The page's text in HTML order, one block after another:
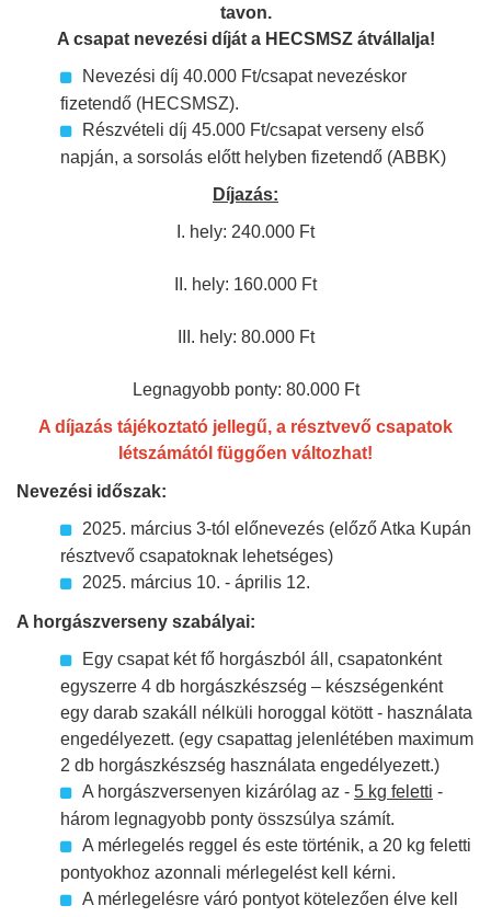
tavon.
A csapat nevezési díját a HECSMSZ átvállalja!
Nevezési díj 40.000 Ft/csapat nevezéskor
fizetendő (HECSMSZ).
Részvételi díj 45.000 Ft/csapat verseny első
napján, a sorsolás előtt helyben fizetendő (ABBK)
Díjazás:
I. hely: 240.000 Ft
II. hely: 160.000 Ft
III. hely: 80.000 Ft
Legnagyobb ponty: 80.000 Ft
A díjazás tájékoztató jellegű, a résztvevő csapatok
létszámától függően változhat!
Nevezési időszak:
2025. március 3-tól előnevezés (előző Atka Kupán
résztvevő csapatoknak lehetséges)
2025. március 10. - április 12.
A horgászverseny szabályai:
Egy csapat két fő horgászból áll, csapatonként
egyszerre 4 db horgászkészség – készségenként
egy darab szakáll nélküli horoggal kötött - használata
engedélyezett. (egy csapattag jelenlétében maximum
2 db horgászkészség használata engedélyezett.)
A horgászversenyen kizárólag az - 5 kg feletti -
három legnagyobb ponty összsúlya számít.
A mérlegelés reggel és este történik, a 20 kg feletti
pontyokhoz azonnali mérlegelést kell kérni.
A mérlegelésre váró pontyot kötelezően élve kell